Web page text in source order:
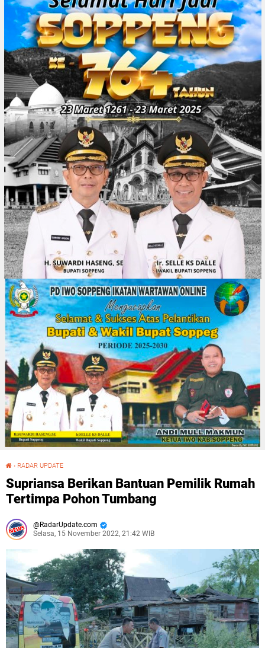
› RADAR UPDATE
Supriansa Berikan Bantuan Pemilik Rumah
Tertimpa Pohon Tumbang
RadarUpdate.com
Selasa, 15 November 2022, 21:42 WIB